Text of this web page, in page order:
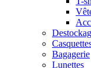
Bagagerie
Lunettes